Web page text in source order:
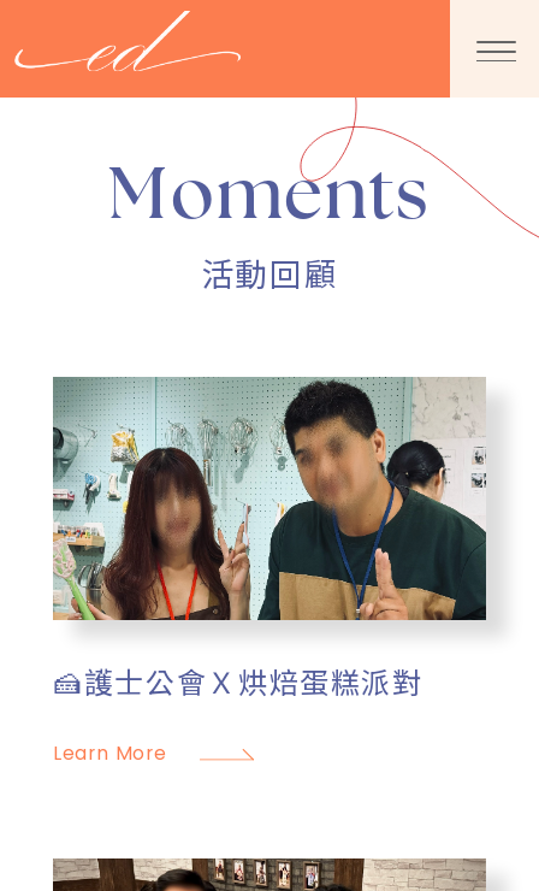
Moments
活動回顧
🍰護士公會Ｘ烘焙蛋糕派對
Learn More